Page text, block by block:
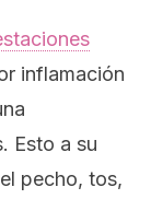
inflamación
Esto a su
pecho, tos,